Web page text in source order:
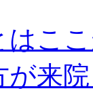
はこ
が来